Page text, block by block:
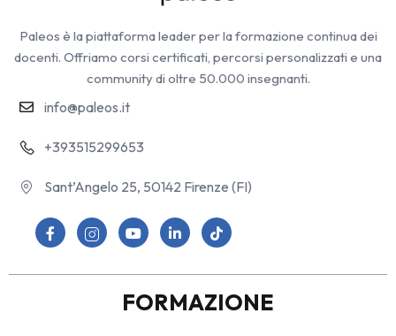
Paleos è la piattaforma leader per la formazione continua dei
docenti. Offriamo corsi certificati, percorsi personalizzati e una
community di oltre 50.000 insegnanti.
info@paleos.it
+393515299653
Sant’Angelo 25, 50142 Firenze (FI)
FORMAZIONE